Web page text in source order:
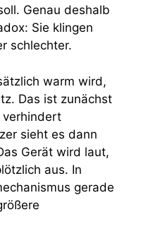
Genau deshalb
Sie klingen
schlechter.
warm wird,
Das ist zunächst
verhindert
sieht es dann
Gerät wird laut,
aus. In
gerade